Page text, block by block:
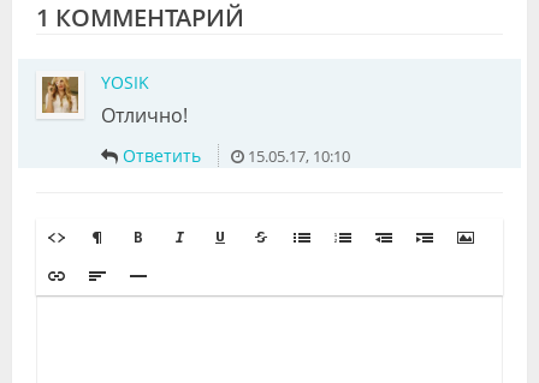
1 КОММЕНТАРИЙ
YOSIK
Отлично!
Ответить 15.05.17, 10:10